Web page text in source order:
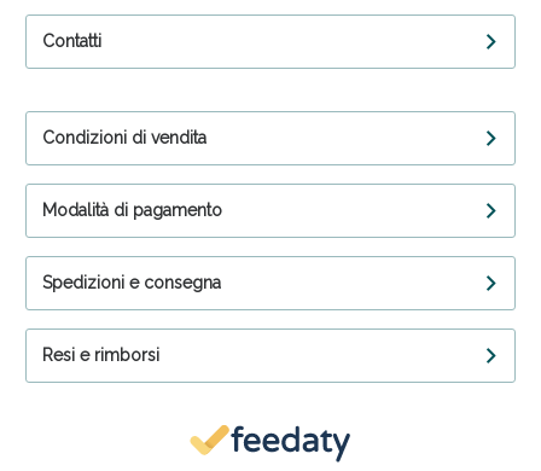
Contatti
Condizioni di vendita
Modalità di pagamento
Spedizioni e consegna
Resi e rimborsi